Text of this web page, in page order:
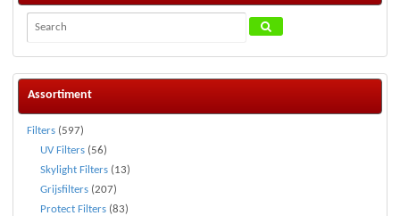
Assortiment
Filters (597)
UV Filters (56)
Skylight Filters (13)
Grijsfilters (207)
Protect Filters (83)